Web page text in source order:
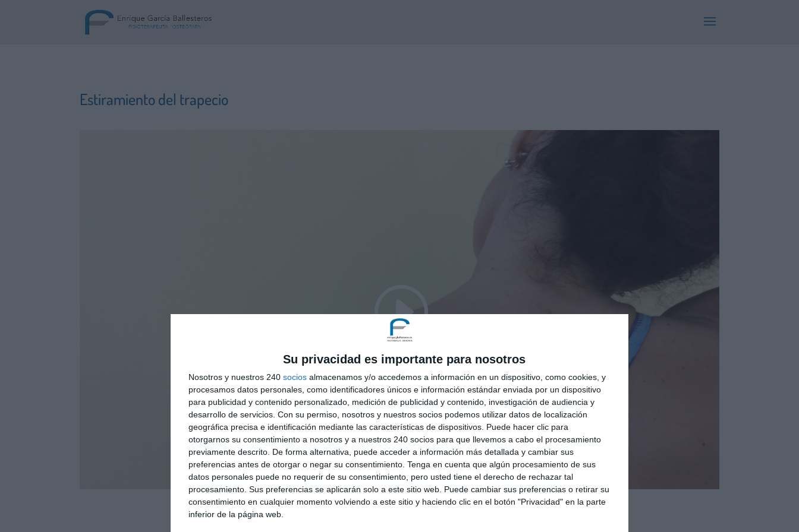
Su privacidad es importante para nosotros
Nosotros y nuestros 240 socios almacenamos y/o accedemos a información en un dispositivo, como cookies, y
procesamos datos personales, como identificadores únicos e información estándar enviada por un dispositivo
para publicidad y contenido personalizado, medición de publicidad y contenido, investigación de audiencia y
desarrollo de servicios. Con su permiso, nosotros y nuestros socios podemos utilizar datos de localización
geográfica precisa e identificación mediante las características de dispositivos. Puede hacer clic para
otorgarnos su consentimiento a nosotros y a nuestros 240 socios para que llevemos a cabo el procesamiento
previamente descrito. De forma alternativa, puede acceder a información más detallada y cambiar sus
preferencias antes de otorgar o negar su consentimiento. Tenga en cuenta que algún procesamiento de sus
datos personales puede no requerir de su consentimiento, pero usted tiene el derecho de rechazar tal
procesamiento. Sus preferencias se aplicarán solo a este sitio web. Puede cambiar sus preferencias o retirar su
consentimiento en cualquier momento volviendo a este sitio y haciendo clic en el botón "Privacidad" en la parte
inferior de la página web.
Estiramiento del trapecio